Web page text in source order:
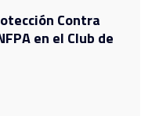
Contra
en el Club de